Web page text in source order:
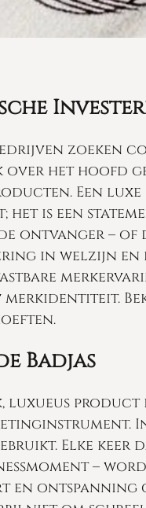
zoeken
over het hoofd
Een luxe
is een
ontvanger – of
in welzijn
Badjas
luxueus
Elke keer
–
ontspanning